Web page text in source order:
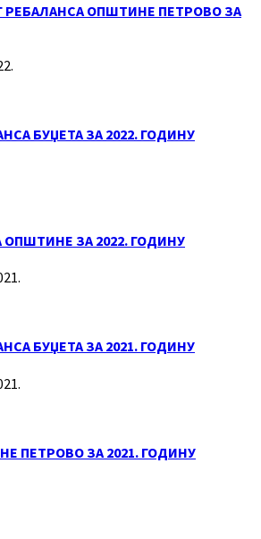
РЕБАЛАНСА ОПШТИНЕ ПЕТРОВО ЗА
БУЏЕТА ЗА 2022. ГОДИНУ
ОПШТИНЕ ЗА 2022. ГОДИНУ
БУЏЕТА ЗА 2021. ГОДИНУ
ПЕТРОВО ЗА 2021. ГОДИНУ